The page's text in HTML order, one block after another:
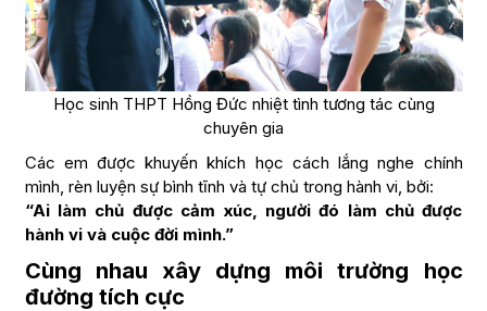
Học sinh THPT Hồng Đức nhiệt tình tương tác cùng
chuyên gia
Các em được khuyến khích học cách lắng nghe chính
mình, rèn luyện sự bình tĩnh và tự chủ trong hành vi, bởi:
“Ai làm chủ được cảm xúc, người đó làm chủ được
hành vi và cuộc đời mình.”
Cùng nhau xây dựng môi trường học
đường tích cực